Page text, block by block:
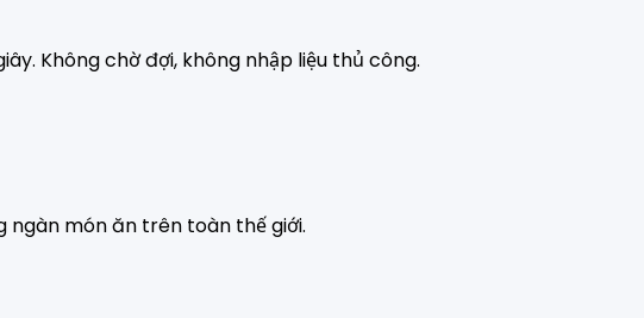
Không chờ đợi, không nhập liệu thủ công.
món ăn trên toàn thế giới.